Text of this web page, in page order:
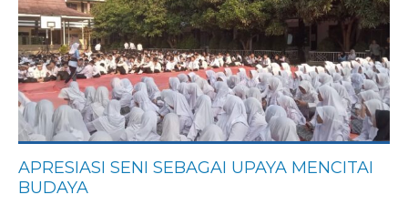
APRESIASI SENI SEBAGAI UPAYA MENCITAI
BUDAYA